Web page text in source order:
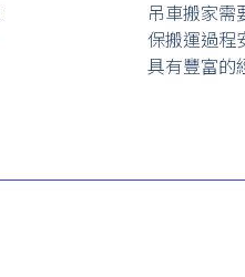
吊車搬家需
保搬運過程
具有豐富的